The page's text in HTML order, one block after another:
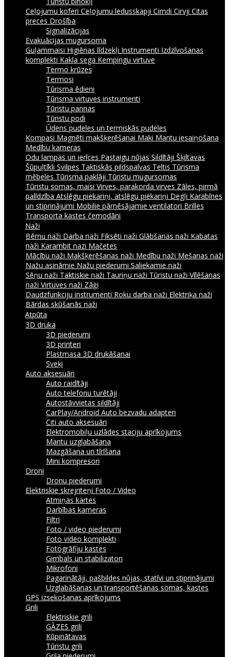
Ceļojumu koferi Ceļojumu ledusskapji Cimdi Cirvji Citas
preces Drošība
Signalizācijas
Evakuācijas mugursoma
Guļammaisi Higiēnas līdzekļi Instrumenti Izdzīvošanas
komplekti Kakla sega Kempingu virtuve
Termo krūzes
Termosi
Tūrisma ēdieni
Tūrisma virtuves instrumenti
Tūristu pannas
Tūristu podi
Ūdens pudeles un termiskās pudeles
Kompasi Magnēti makšķerēšanai Maki Mantu iesaiņošana
Medību kameras
Odu lampas un ierīces Pastaigu nūjas Sildītāji Šķiltavas
Šūpuļtīkli Svilpes Taktiskās pildspalvas Teltis Tūrisma
mēbeles Tūrisma paklāji Tūristu mugursomas
Tūristu somas, maisi Virves, parakorda virves Zāles, pirmā
palīdzība Atslēgu piekariņi, atslēgu piekariņi Degļi Karabīnes
un stiprinājumi Mobilie pārnēsājamie ventilatori Brilles
Transporta kastes čemodāni
Naži
Bērnu naži Darba naži Fiksēti naži Glābšanas naži Kabatas
naži Karambit nazi Mačetes
Mācību naži Makšķerēšanas naži Medību naži Mešanas naži
Nažu asināmie Nažu piederumi Saliekamie naži
Sēņu naži Taktiskie naži Tauriņu naži Tūristu naži Vīlēšanas
naži Virtuves naži Zāģi
Daudzfunkciju instrumenti Roku darba naži Elektriķa naži
Bārdas skūšanās naži
Atpūta
3D druka
3D piederumi
3D printeri
Plastmasa 3D drukāšanai
Sveķi
Auto aksesuāri
Auto raidītāji
Auto telefonu turētāji
Autostāvvietas sildītāji
CarPlay/Android Auto bezvadu adapteri
Citi auto aksesuāri
Elektromobiļu uzlādes staciju aprīkojums
Mantu uzglabāšana
Mazgāšana un tīrīšana
Mini kompresori
Droni
Dronu piederumi
Elektriskie skrejriteņi Foto / Video
Atmiņas kartes
Darbības kameras
Filtri
Foto / video piederumi
Foto video komplekti
Fotogrāfiju kastes
Gimbals un stabilizatori
Mikrofoni
Pagarinātāji, pašbildes nūjas, statīvi un stiprinājumi
Uzglabāšanas un transportēšanas somas, kastes
GPS izsekošanas aprīkojums
Grili
Elektriskie grili
GĀZES grili
Kūpinātavas
Tūristu grili